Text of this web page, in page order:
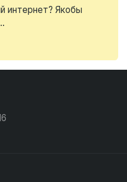
интернет? Якобы